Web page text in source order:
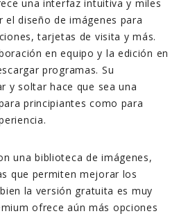
una interfaz intuitiva y miles
diseño de imágenes para
tarjetas de visita y más.
en equipo y la edición en
programas. Su
y soltar hace que sea una
principiantes como para
una biblioteca de imágenes,
que permiten mejorar los
la versión gratuita es muy
ofrece aún más opciones